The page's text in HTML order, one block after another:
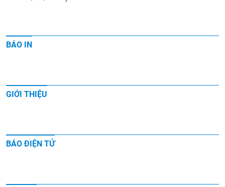
BÁO IN
GIỚI THIỆU
BÁO ĐIỆN TỬ